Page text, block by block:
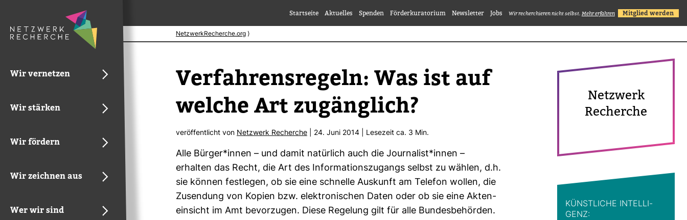
Wir vernetzen
Wir stärken
Wir fördern
Wir zeichnen aus
Wer wir sind
Startseite Aktuelles Spenden Förderkuratorium Newsletter Jobs Wir recherchieren nicht selbst. Mehr erfahren Mitglied werden
NetzwerkRecherche.org ⟩
Ver­fah­rens­re­geln: Was ist auf
welche Art zugäng­lich?
ver­öf­fent­licht von Netz­werk Recherche | 24. Juni 2014 | Lese­zeit ca. 3 Min.
Alle Bürger*innen – und damit natür­lich auch die Jour­na­list*innen –
erhalten das Recht, die Art des Infor­ma­ti­ons­zu­gangs selbst zu wählen, d.h.
sie können fest­legen, ob sie eine schnelle Aus­kunft am Telefon wollen, die
Zusen­dung von Kopien bzw. elek­tro­ni­schen Daten oder ob sie eine Akten­
ein­sicht im Amt bevor­zugen. Diese Rege­lung gilt für alle Bun­des­be­hörden.
Netz­werk
Recherche
KÜNST­LICHE INTEL­LI­
GENZ: